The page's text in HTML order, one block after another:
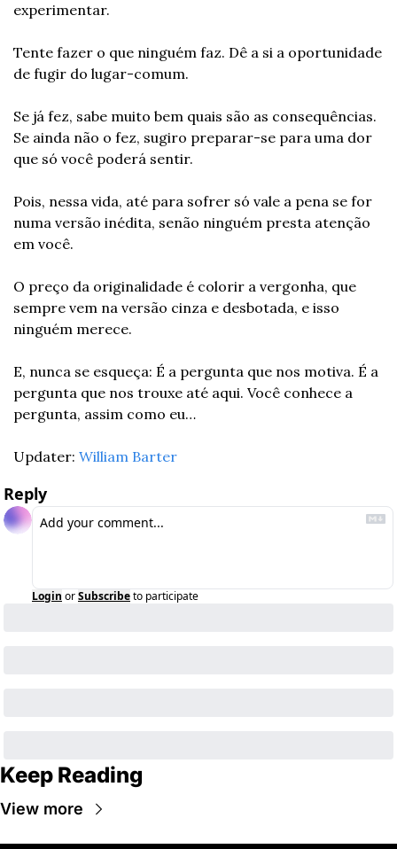
experimentar.
Tente fazer o que ninguém faz. Dê a si a oportunidade
de fugir do lugar-comum.
Se já fez, sabe muito bem quais são as consequências.
Se ainda não o fez, sugiro preparar-se para uma dor
que só você poderá sentir.
Pois, nessa vida, até para sofrer só vale a pena se for
numa versão inédita, senão ninguém presta atenção
em você.
O preço da originalidade é colorir a vergonha, que
sempre vem na versão cinza e desbotada, e isso
ninguém merece.
E, nunca se esqueça: É a pergunta que nos motiva. É a
pergunta que nos trouxe até aqui. Você conhece a
pergunta, assim como eu…
Updater: William Barter
Reply
Login orSubscribeto participate
Keep Reading
View more